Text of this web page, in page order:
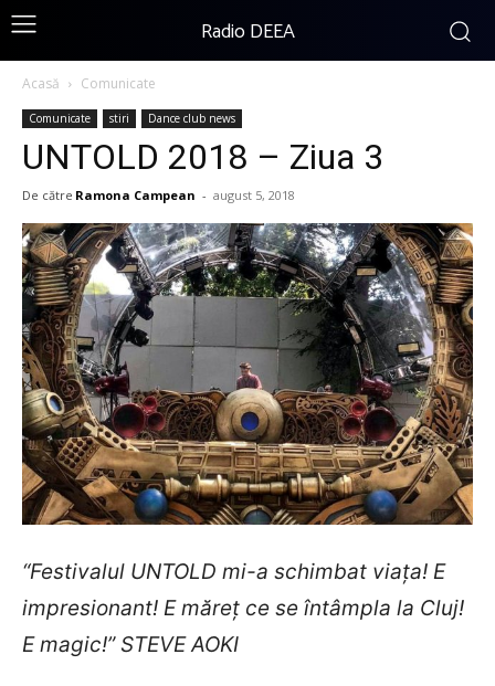
Radio DEEA
Acasă Comunicate
Comunicate stiri Dance club news
UNTOLD 2018 – Ziua 3
De către Ramona Campean - august 5, 2018
“Festivalul UNTOLD mi-a schimbat viața! E
impresionant! E măreț ce se întâmpla la Cluj!
E magic!” STEVE AOKI